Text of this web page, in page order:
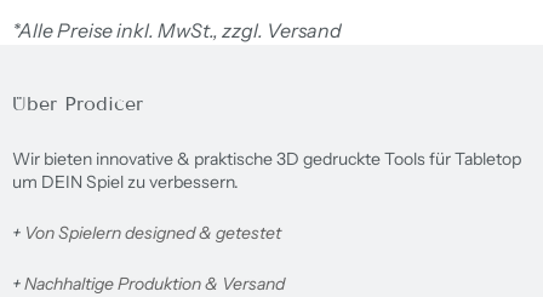
*Alle Preise inkl. MwSt., zzgl. Versand
Über Prodicer
Wir bieten innovative & praktische 3D gedruckte Tools für Tabletop
um DEIN Spiel zu verbessern.
+ Von Spielern designed & getestet
+Nachhaltige Produktion & Versand